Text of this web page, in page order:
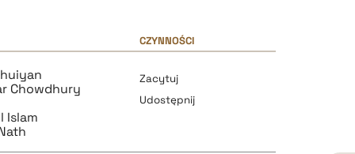
CZYNNOŚCI
Chowdhury
Islam
Zacytuj
Udostępnij